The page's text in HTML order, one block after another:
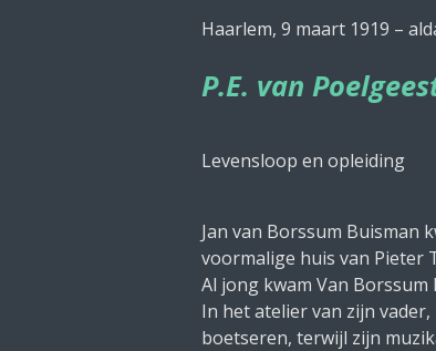
Haarlem, 9 maart 1919 –
P.E. van
Levensloop en opleiding
Jan van Borssum Buisman
voormalige huis van Pieter
Al jong kwam Van
In het atelier van zijn
boetseren, terwijl zijn